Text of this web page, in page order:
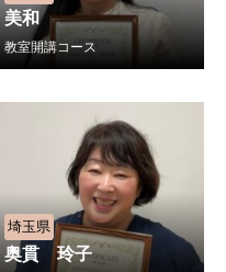
美和
教室開講コース
埼玉県
奥貫 玲子